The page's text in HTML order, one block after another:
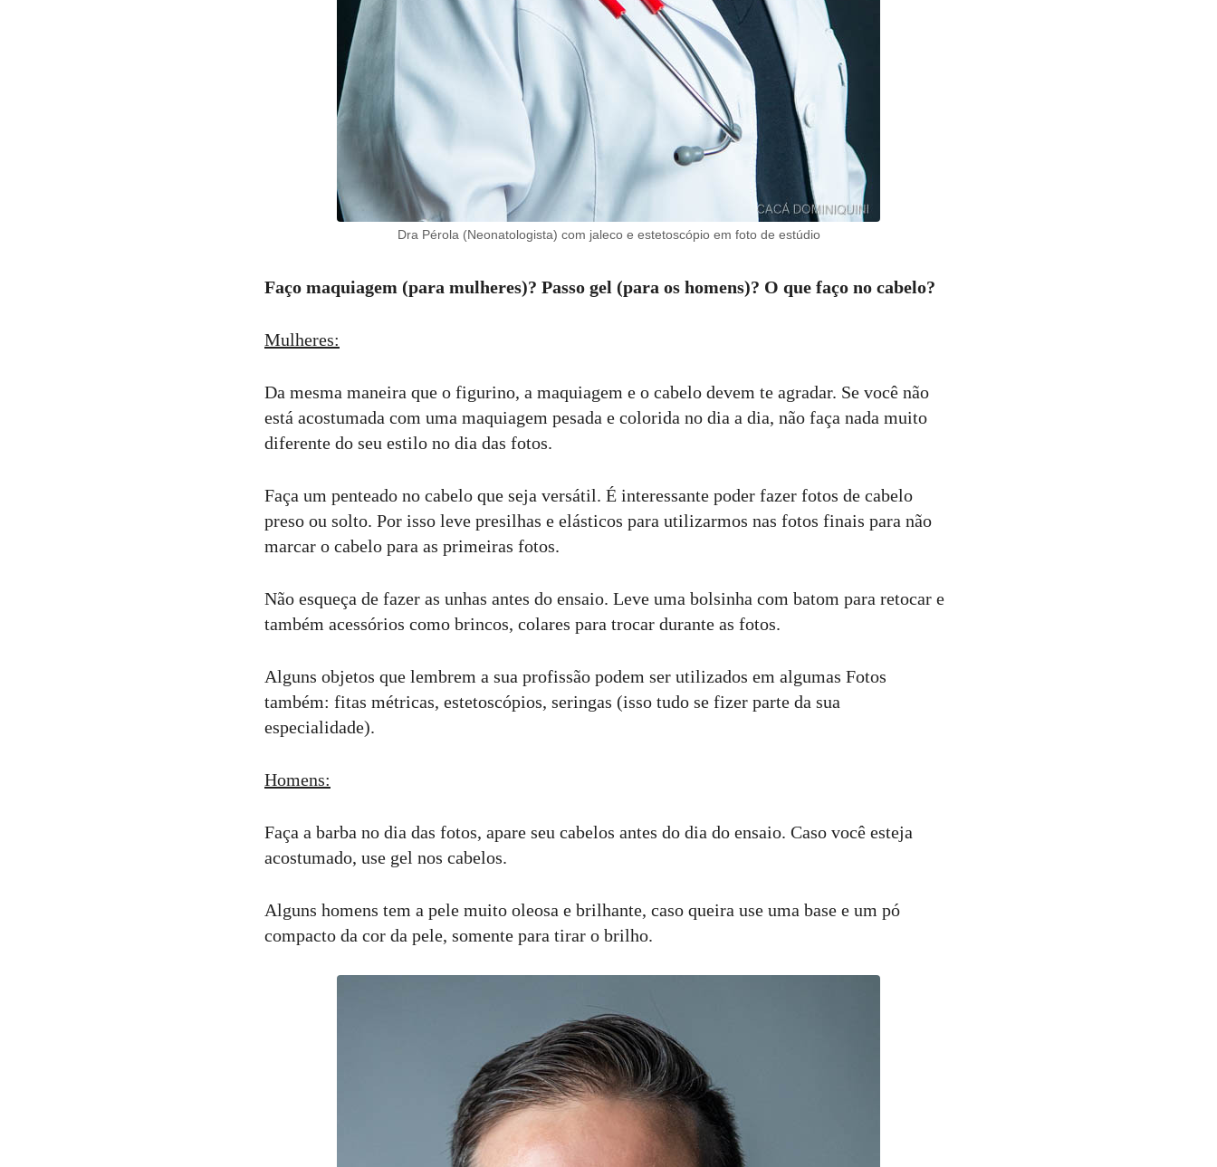
Dra Pérola (Neonatologista) com jaleco e estetoscópio em foto de estúdio
Faço maquiagem (para mulheres)? Passo gel (para os homens)? O que faço no cabelo?
Mulheres:
Da mesma maneira que o figurino, a maquiagem e o cabelo devem te agradar. Se você não
está acostumada com uma maquiagem pesada e colorida no dia a dia, não faça nada muito
diferente do seu estilo no dia das fotos.
Faça um penteado no cabelo que seja versátil. É interessante poder fazer fotos de cabelo
preso ou solto. Por isso leve presilhas e elásticos para utilizarmos nas fotos finais para não
marcar o cabelo para as primeiras fotos.
Não esqueça de fazer as unhas antes do ensaio. Leve uma bolsinha com batom para retocar e
também acessórios como brincos, colares para trocar durante as fotos.
Alguns objetos que lembrem a sua profissão podem ser utilizados em algumas Fotos
também: fitas métricas, estetoscópios, seringas (isso tudo se fizer parte da sua
especialidade).
Homens:
Faça a barba no dia das fotos, apare seu cabelos antes do dia do ensaio. Caso você esteja
acostumado, use gel nos cabelos.
Alguns homens tem a pele muito oleosa e brilhante, caso queira use uma base e um pó
compacto da cor da pele, somente para tirar o brilho.